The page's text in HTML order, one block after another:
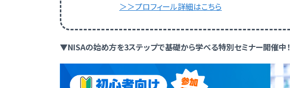
＞＞プロフィール詳細はこちら
▼NISAの始め方を3ステップで基礎から学べる特別セミナー開催中！